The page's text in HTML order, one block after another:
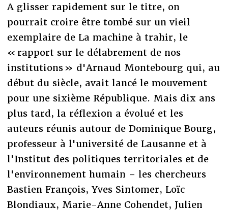
A glisser rapidement sur le titre, on
pourrait croire être tombé sur un vieil
exemplaire de La machine à trahir, le
« rapport sur le délabrement de nos
institutions » d'Arnaud Montebourg qui, au
début du siècle, avait lancé le mouvement
pour une sixième République. Mais dix ans
plus tard, la réflexion a évolué et les
auteurs réunis autour de Dominique Bourg,
professeur à l'université de Lausanne et à
l'Institut des politiques territoriales et de
l'environnement humain – les chercheurs
Bastien François, Yves Sintomer, Loïc
Blondiaux, Marie-Anne Cohendet, Julien